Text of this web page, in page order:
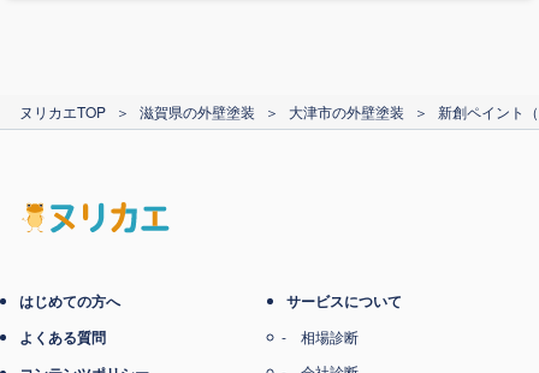
カード支払い
ヌリカエTOP ＞ 滋賀県の外壁塗装 ＞ 大津市の外壁塗装 ＞ 新創ペイント
はじめての方へ
よくある質問
サービスについて
相場診断